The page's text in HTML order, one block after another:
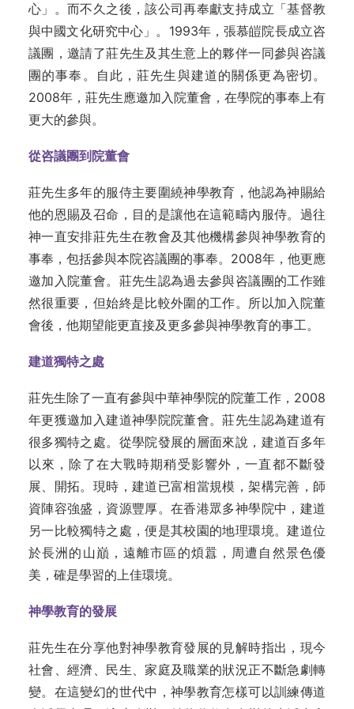
心」。而不久之後，該公司再奉獻支持成立「基督教
與中國文化研究中心」。1993年，張慕皚院長成立咨
議團，邀請了莊先生及其生意上的夥伴一同參與咨議
團的事奉。自此，莊先生與建道的關係更為密切。
2008年，莊先生應邀加入院董會，在學院的事奉上有
更大的參與。
從咨議團到院董會
莊先生多年的服侍主要圍繞神學教育，他認為神賜給
他的恩賜及召命，目的是讓他在這範疇內服侍。過往
神一直安排莊先生在教會及其他機構參與神學教育的
事奉，包括參與本院咨議團的事奉。2008年，他更應
邀加入院董會。莊先生認為過去參與咨議團的工作雖
然很重要，但始終是比較外圍的工作。所以加入院董
會後，他期望能更直接及更多參與神學教育的事工。
建道獨特之處
莊先生除了一直有參與中華神學院的院董工作，2008
年更獲邀加入建道神學院院董會。莊先生認為建道有
很多獨特之處。從學院發展的層面來說，建道百多年
以來，除了在大戰時期稍受影響外，一直都不斷發
展、開拓。現時，建道已富相當規模，架構完善，師
資陣容強盛，資源豐厚。在香港眾多神學院中，建道
另一比較獨特之處，便是其校園的地理環境。建道位
於長洲的山巔，遠離市區的煩囂，周遭自然景色優
美，確是學習的上佳環境。
神學教育的發展
莊先生在分享他對神學教育發展的見解時指出，現今
社會、經濟、民生、家庭及職業的狀況正不斷急劇轉
變。在這變幻的世代中，神學教育怎樣可以訓練傳道